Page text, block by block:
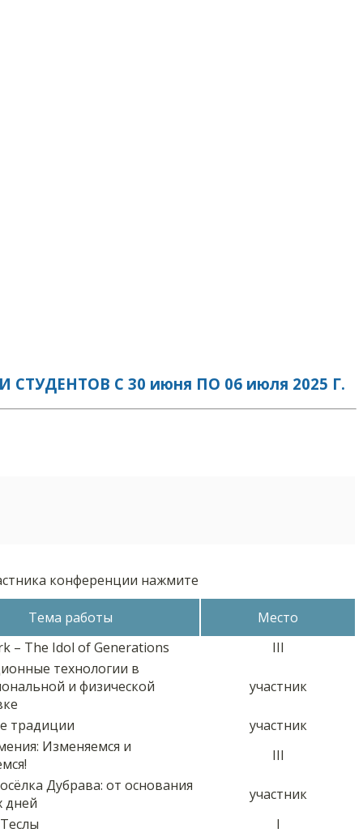
С 30 июня ПО 06 июля 2025 Г.
конференции нажмите
Тема работы
Место
– The Idol of Generations III
технологии в
и физической
участник
традиции
участник
Изменяемся и
III
Дубрава: от основания
дней
участник
I